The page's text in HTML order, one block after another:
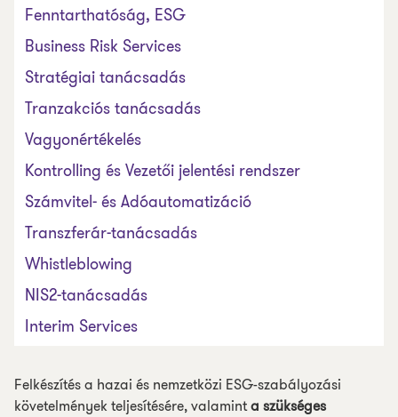
Fenntarthatóság, ESG
Business Risk Services
Stratégiai tanácsadás
Tranzakciós tanácsadás
Vagyonértékelés
Kontrolling és Vezetői jelentési rendszer
Számvitel- és Adóautomatizáció
Transzferár-tanácsadás
Whistleblowing
NIS2-tanácsadás
Interim Services
Felkészítés a hazai és nemzetközi ESG-szabályozási
követelmények teljesítésére, valaminta szükséges